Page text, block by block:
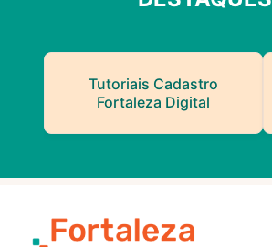
Tutoriais Cadastro
Fortaleza Digital